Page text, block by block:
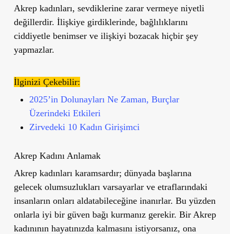
Akrep kadınları, sevdiklerine zarar vermeye niyetli
değillerdir. İlişkiye girdiklerinde, bağlılıklarını
ciddiyetle benimser ve ilişkiyi bozacak hiçbir şey
yapmazlar.
İlginizi Çekebilir:
2025’in Dolunayları Ne Zaman, Burçlar
Üzerindeki Etkileri
Zirvedeki 10 Kadın Girişimci
Akrep Kadını Anlamak
Akrep kadınları karamsardır; dünyada başlarına
gelecek olumsuzlukları varsayarlar ve etraflarındaki
insanların onları aldatabileceğine inanırlar. Bu yüzden
onlarla iyi bir güven bağı kurmanız gerekir. Bir Akrep
kadınının hayatınızda kalmasını istiyorsanız, ona